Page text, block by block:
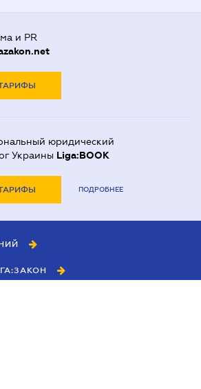
и PR
ТАРИФЫ
юридический
Украины Liga:BOOK
ТАРИФЫ ПОДРОБНЕЕ